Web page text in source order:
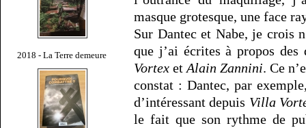
2018 - La Terre demeure
masque grotesque, une face
Sur Dantec et Nabe, je crois
que j’ai écrites à propos
Vortex etAlain Zannini. Ce
constat : Dantec, par
d’intéressant depuis Villa
le fait que son rythme de